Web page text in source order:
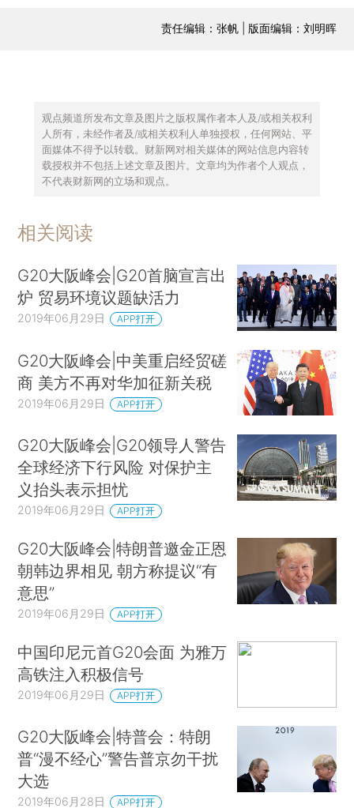
责任编辑：张帆 | 版面编辑：刘明晖
观点频道所发布文章及图片之版权属作者本人及/或相关权利
人所有，未经作者及/或相关权利人单独授权，任何网站、平
面媒体不得予以转载。财新网对相关媒体的网站信息内容转
载授权并不包括上述文章及图片。文章均为作者个人观点，
不代表财新网的立场和观点。
相关阅读
G20大阪峰会|G20首脑宣言出
炉 贸易环境议题缺活力
2019年06月29日 APP打开
G20大阪峰会|中美重启经贸磋
商 美方不再对华加征新关税
2019年06月29日 APP打开
G20大阪峰会|G20领导人警告
全球经济下行风险 对保护主
义抬头表示担忧
2019年06月29日 APP打开
G20大阪峰会|特朗普邀金正恩
朝韩边界相见 朝方称提议“有
意思”
2019年06月29日 APP打开
中国印尼元首G20会面 为雅万
高铁注入积极信号
2019年06月29日 APP打开
G20大阪峰会|特普会：特朗
普“漫不经心”警告普京勿干扰
大选
2019年06月28日 APP打开